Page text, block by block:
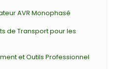
AVR Monophasé
de Transport pour les
et Outils Professionnel